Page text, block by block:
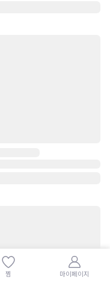
찜 마이페이지